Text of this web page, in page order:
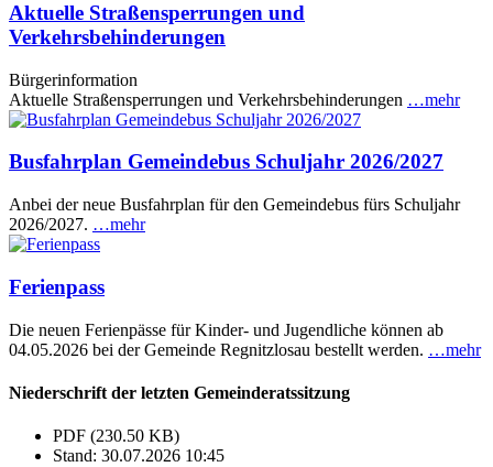
Aktuelle Straßensperrungen und
Verkehrsbehinderungen
Bürgerinformation
Aktuelle Straßensperrungen und Verkehrsbehinderungen …mehr
Busfahrplan Gemeindebus Schuljahr 2026/2027
Anbei der neue Busfahrplan für den Gemeindebus fürs Schuljahr
2026/2027. …mehr
Ferienpass
Die neuen Ferienpässe für Kinder- und Jugendliche können ab
04.05.2026 bei der Gemeinde Regnitzlosau bestellt werden. …mehr
Niederschrift der letzten Gemeinderatssitzung
PDF (230.50 KB)
Stand: 30.07.2026 10:45